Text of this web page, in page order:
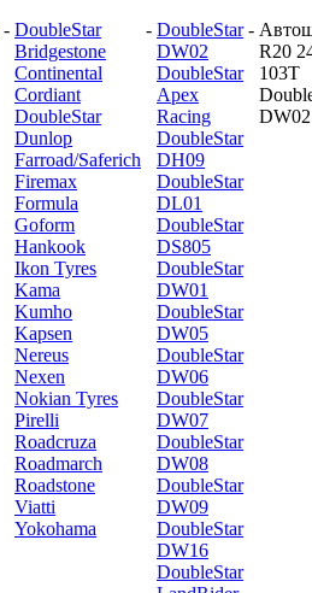
- DoubleStar
Bridgestone
Continental
Cordiant
DoubleStar
Dunlop
Farroad/Saferich
Firemax
Formula
Goform
Hankook
Ikon Tyres
Kama
Kumho
Kapsen
Nereus
Nexen
Nokian Tyres
Pirelli
Roadcruza
Roadmarch
Roadstone
Viatti
Yokohama
- DoubleStar
DW02
DoubleStar
Apex
Racing
DoubleStar
DH09
DoubleStar
DL01
DoubleStar
DS805
DoubleStar
DW01
DoubleStar
DW05
DoubleStar
DW06
DoubleStar
DW07
DoubleStar
DW08
DoubleStar
DW09
DoubleStar
DW16
DoubleStar
-
R20
103T
DW02